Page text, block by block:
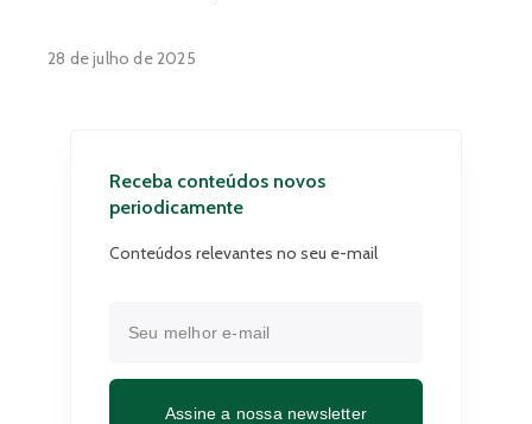
28 de julho de 2025
Receba conteúdos novos
periodicamente
Conteúdos relevantes no seu e-mail
Assine a nossa newsletter